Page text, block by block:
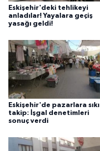
Eskişehir'deki tehlikeyi
anladılar! Yayalara geçiş
yasağı geldi!
Eskişehir'de pazarlara sıkı
takip: İşgal denetimleri
sonuç verdi